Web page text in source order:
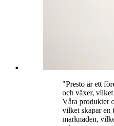
"Presto är ett
och växer,
Våra produkter
vilket skapar en
marknaden,